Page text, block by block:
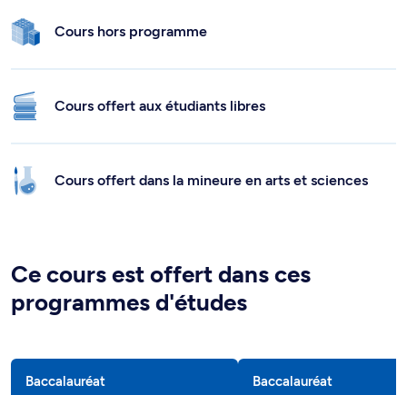
Cours hors programme
Cours offert aux étudiants libres
Cours offert dans la mineure en arts et sciences
Ce cours est offert dans ces
programmes d'études
Baccalauréat Baccalauréat